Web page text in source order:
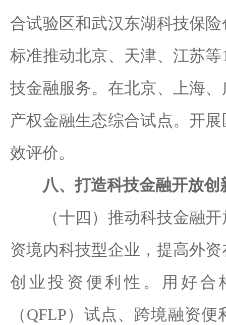
合试验区和武汉东湖科技保
标准推动北京、天津、江苏
技金融服务。在北京、上海
产权金融生态综合试点。开
效评价。
八、打造科技金融开放创
（十四）推动科技金融开
资境内科技型企业，提高外
创业投资便利性。用好合
（QFLP）试点、跨境融资